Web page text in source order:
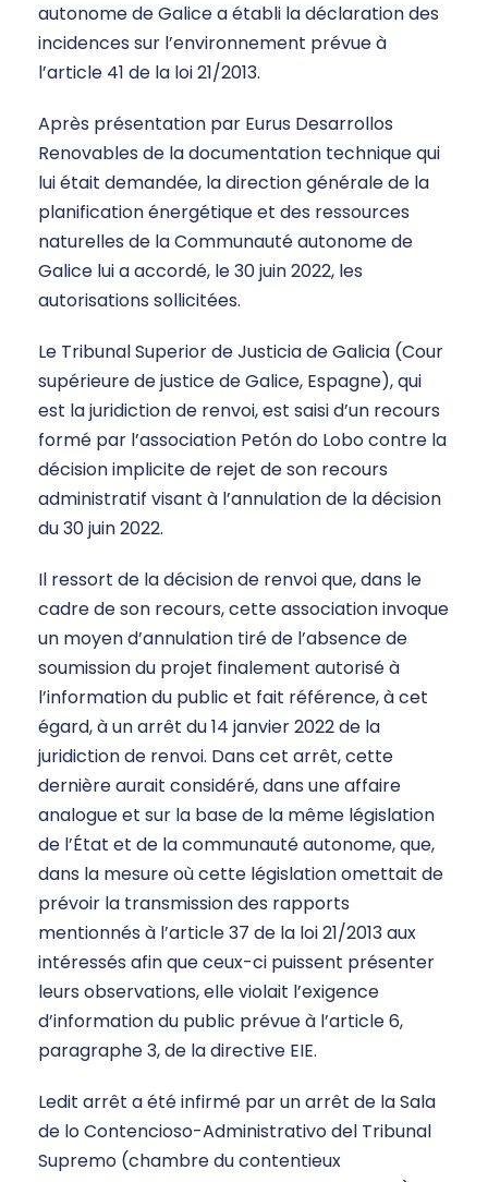
autonome de Galice a établi la déclaration des
incidences sur l’environnement prévue à
l’article 41 de la loi 21/2013.
Après présentation par Eurus Desarrollos
Renovables de la documentation technique qui
lui était demandée, la direction générale de la
planification énergétique et des ressources
naturelles de la Communauté autonome de
Galice lui a accordé, le 30 juin 2022, les
autorisations sollicitées.
Le Tribunal Superior de Justicia de Galicia (Cour
supérieure de justice de Galice, Espagne), qui
est la juridiction de renvoi, est saisi d’un recours
formé par l’association Petón do Lobo contre la
décision implicite de rejet de son recours
administratif visant à l’annulation de la décision
du 30 juin 2022.
Il ressort de la décision de renvoi que, dans le
cadre de son recours, cette association invoque
un moyen d’annulation tiré de l’absence de
soumission du projet finalement autorisé à
l’information du public et fait référence, à cet
égard, à un arrêt du 14 janvier 2022 de la
juridiction de renvoi. Dans cet arrêt, cette
dernière aurait considéré, dans une affaire
analogue et sur la base de la même législation
de l’État et de la communauté autonome, que,
dans la mesure où cette législation omettait de
prévoir la transmission des rapports
mentionnés à l’article 37 de la loi 21/2013 aux
intéressés afin que ceux-ci puissent présenter
leurs observations, elle violait l’exigence
d’information du public prévue à l’article 6,
paragraphe 3, de la directive EIE.
Ledit arrêt a été infirmé par un arrêt de la Sala
de lo Contencioso-Administrativo del Tribunal
Supremo (chambre du contentieux